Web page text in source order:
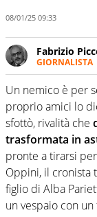
08/01/25 09:33
Fabrizio
GIORNALISTA
Nella sua
sportive e
Un nemico è per
proprio amici lo
sfottò, rivalità che
trasformata in
pronte a tirarsi
Oppini, il cronista
figlio di Alba
un vespaio con un